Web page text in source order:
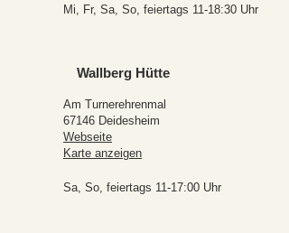
Mi, Fr, Sa, So, feiertags 11-18:30 Uhr
Wallberg Hütte
Am Turnerehrenmal
67146 Deidesheim
Webseite
Karte anzeigen
Sa, So, feiertags 11-17:00 Uhr